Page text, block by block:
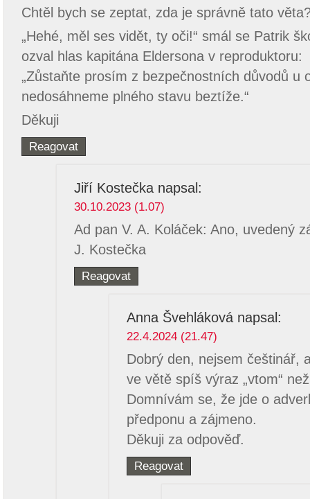
Chtěl bych se zeptat, zda je správně tato
„Hehé, měl ses vidět, ty oči!“ smál se Patrik
ozval hlas kapitána Eldersona v reproduktoru:
„Zůstaňte prosím z bezpečnostních důvodů u
nedosáhneme plného stavu beztíže.“
Děkuji
Reagovat
Jiří Kostečka napsal:
30.10.2023 (1.07)
Ad pan V. A. Koláček: Ano, uvedený
J. Kostečka
Reagovat
Anna Švehláková napsal:
22.4.2024 (21.47)
Dobrý den, nejsem češtinář,
ve větě spíš výraz „vtom“
Domnívám se, že jde o
předponu a zájmeno.
Děkuji za odpověď.
Reagovat